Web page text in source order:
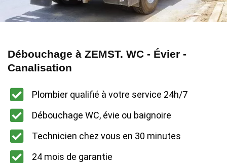
Débouchage à ZEMST. WC - Évier -
Canalisation
Plombier qualifié à votre service 24h/7
Débouchage WC, évie ou baignoire
Technicien chez vous en 30 minutes
24 mois de garantie